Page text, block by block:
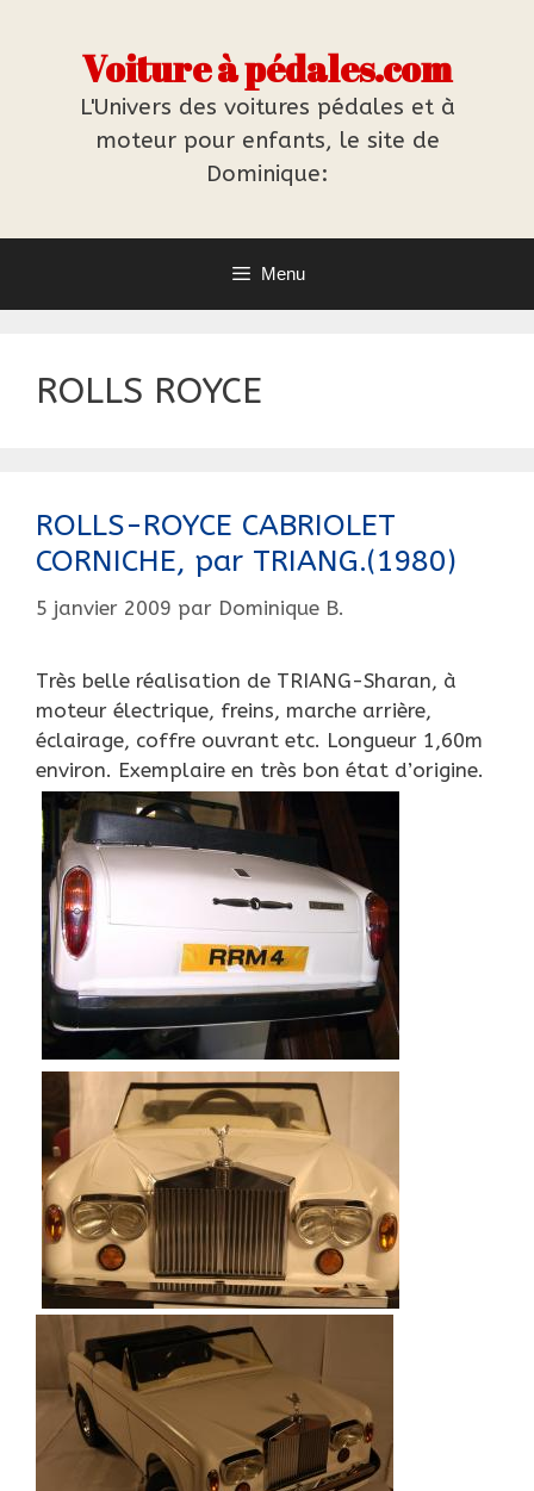
Voiture à pédales.com
L'Univers des voitures pédales et à
moteur pour enfants, le site de
Dominique:
Menu
ROLLS ROYCE
ROLLS-ROYCE CABRIOLET
CORNICHE, par TRIANG.(1980)
5 janvier 2009 par Dominique B.
Très belle réalisation de TRIANG-Sharan, à
moteur électrique, freins, marche arrière,
éclairage, coffre ouvrant etc. Longueur 1,60m
environ. Exemplaire en très bon état d’origine.